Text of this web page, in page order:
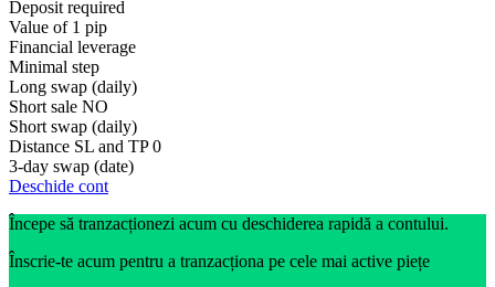
Deposit required
Value of 1 pip
Financial leverage
Minimal step
Long swap (daily)
Short sale NO
Short swap (daily)
Distance SL and TP 0
3-day swap (date)
Deschide cont
Începe să tranzacționezi acum cu deschiderea rapidă a contului.
Înscrie-te acum pentru a tranzacționa pe cele mai active piețe